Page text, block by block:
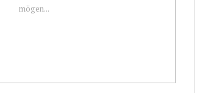
mögen...